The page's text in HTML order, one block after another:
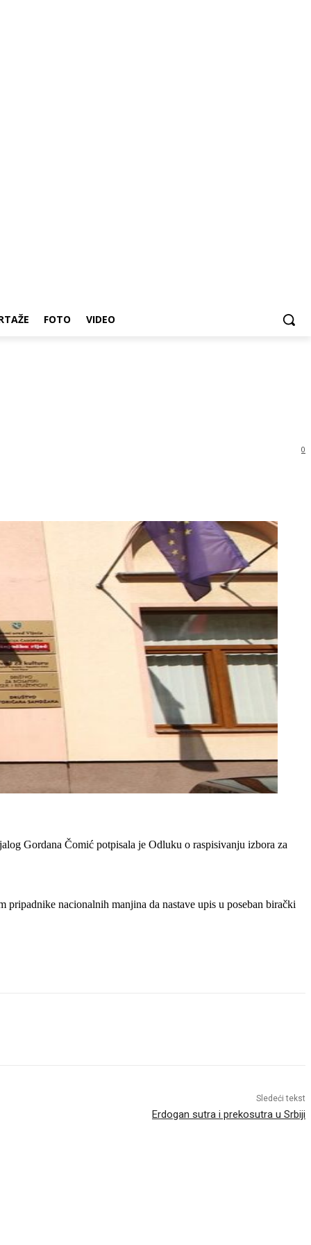
FOTO VIDEO
0
Gordana Čomić potpisala je Odluku o raspisivanju izbora za
nacionalnih manjina da nastave upis u poseban birački
Sledeći tekst
Erdogan sutra i prekosutra u Srbiji